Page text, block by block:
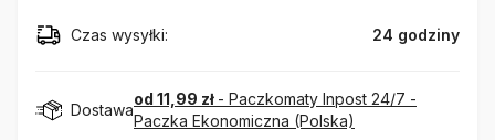
Czas wysyłki: 24 godziny
Dostawa
od 11,99 zł - Paczkomaty Inpost 24/7 -
Paczka Ekonomiczna (Polska)